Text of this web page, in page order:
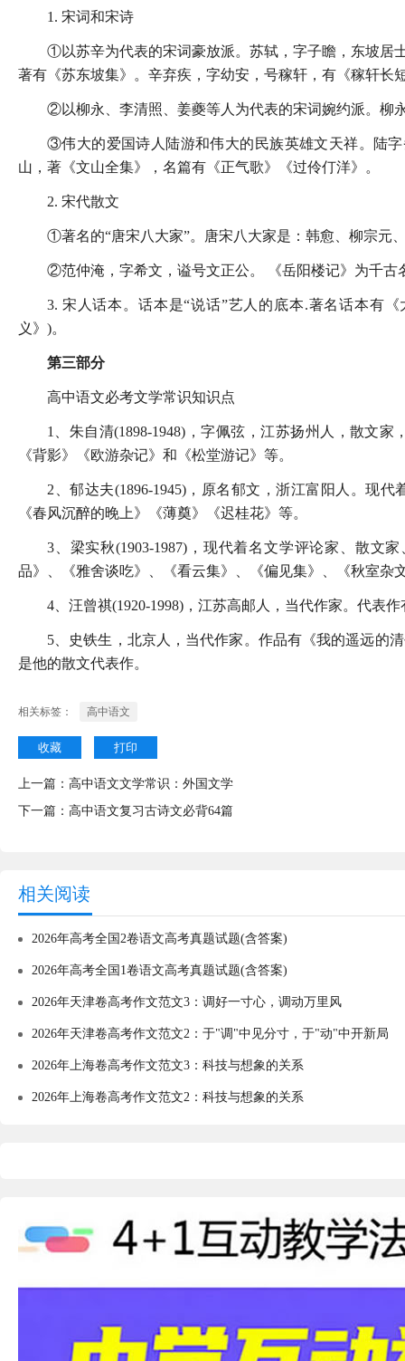
1. 宋词和宋诗
①以苏辛为代表的宋词豪放派。苏轼，字子瞻，东坡居
著有《苏东坡集》。辛弃疾，字幼安，号稼轩，有《稼轩长
②以柳永、李清照、姜夔等人为代表的宋词婉约派。柳
③伟大的爱国诗人陆游和伟大的民族英雄文天祥。陆
山，著《文山全集》，名篇有《正气歌》《过伶仃洋》。
2. 宋代散文
①著名的“唐宋八大家”。唐宋八大家是：韩愈、柳宗元
②范仲淹，字希文，谥号文正公。 《岳阳楼记》为千古
3. 宋人话本。话本是“说话”艺人的底本.著名话本有
义》)。
第三部分
高中语文必考文学常识知识点
1、朱自清(1898-1948)，字佩弦，江苏扬州人，散文
《背影》《欧游杂记》和《松堂游记》等。
2、郁达夫(1896-1945)，原名郁文，浙江富阳人。现
《春风沉醉的晚上》《薄奠》《迟桂花》等。
3、梁实秋(1903-1987)，现代着名文学评论家、散文
品》、《雅舍谈吃》、《看云集》、《偏见集》、《秋室杂
4、汪曾祺(1920-1998)，江苏高邮人，当代作家。代表
5、史铁生，北京人，当代作家。作品有《我的遥远的
是他的散文代表作。
相关标签： 高中语文
收藏 打印
上一篇： 高中语文文学常识：外国文学
下一篇： 高中语文复习古诗文必背64篇
相关阅读
2026年高考全国2卷语文高考真题试题(含答案)
2026年高考全国1卷语文高考真题试题(含答案)
2026年天津卷高考作文范文3：调好一寸心，调动万里风
2026年天津卷高考作文范文2：于"调"中见分寸，于"动"中开新局
2026年上海卷高考作文范文3：科技与想象的关系
2026年上海卷高考作文范文2：科技与想象的关系